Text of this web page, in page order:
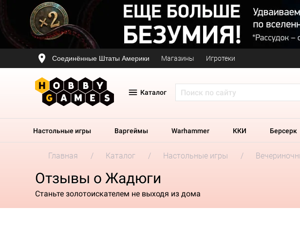
Соединённые Штаты Америки Магазины Игротеки
Каталог
Настольные игры Варгеймы Warhammer ККИ Берсерк
Главная Каталог Настольные игры
Отзывы о Жадюги
Станьте золотоискателем не выходя из дома